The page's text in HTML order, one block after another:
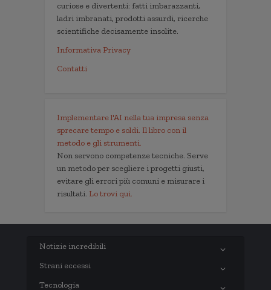
curiose e divertenti: fatti imbarazzanti,
ladri imbranati, prodotti assurdi, ricerche
scientifiche decisamente insolite.
Informativa Privacy
Contatti
Implementare l'AI nella tua impresa senza
sprecare tempo e soldi. Il libro con il
metodo e gli strumenti.
Non servono competenze tecniche. Serve
un metodo per scegliere i progetti giusti,
evitare gli errori più comuni e misurare i
risultati. Lo trovi qui.
Notizie incredibili
Strani eccessi
Tecnologia